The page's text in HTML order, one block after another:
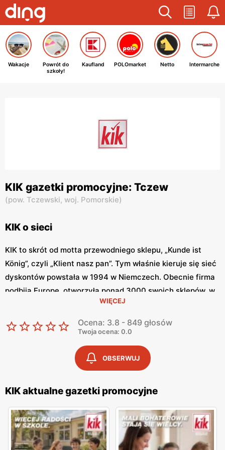
Wakacje
Powrót do
szkoły!
Kaufland POLOmarket Netto Intermarche
KIK gazetki promocyjne: Tczew
(pow. Tczewski, woj. Pomorskie)
KIK o sieci
KIK to skrót od motta przewodniego sklepu, „Kunde ist
König”, czyli „Klient nasz pan”. Tym właśnie kieruje się sieć
dyskontów powstała w 1994 w Niemczech. Obecnie firma
podbija Europę, otworzyła ponad 3000 swoich sklepów, w
tym ok. 200 w samej Polsce. Firma ta jednak nie
poprzestaje na tym, ma w planach ambitny plan rozwoju.
Zaskarbia sobie zainteresowanie klientów tym, że oferuje
dobrej jakości produkty w naprawdę niskich cenach. Nie
dość, że ceny są niskie, to sieć regularnie obniża ceny
wybranych produktów. KIK gazetka aktualna to miejsce,
gdzie można regularnie śledzić aktualne promocje. Można
to robić nie tylko stacjonarnie przeglądając tradycyjną,
papierową gazetkę, ale również można znaleźćgazetkę
KIKw internecie.
WIĘCEJ
Ocena: 3.8 - 849 głosów
Twoja ocena: 0.0
OBSERWUJ
KIK aktualne gazetki promocyjne